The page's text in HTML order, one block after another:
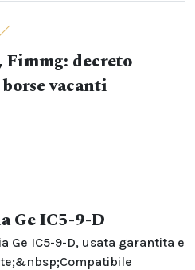
decreto
vacanti
Ge IC5-9-D
Ge IC5-9-D, usata garantita e